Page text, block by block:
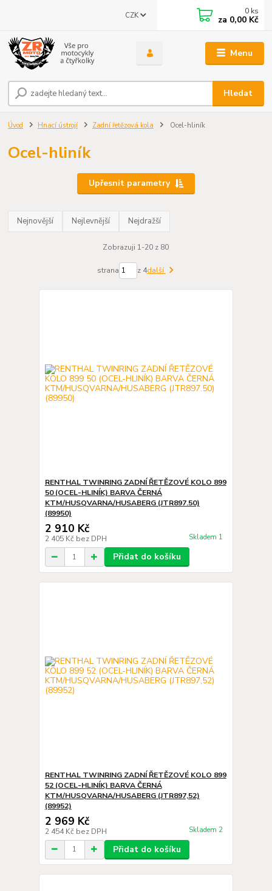
Menu
CZK
Hledat
0 ks
za 0,00 Kč
Úvod Hnací ústrojí Zadní řetězová kola Ocel-hliník
Ocel-hliník
Upřesnit parametry
Nejnovější Nejlevnější Nejdražší
Zobrazuji 1-20 z 80
strana z 4další
RENTHAL TWINRING ZADNÍ ŘETĚZOVÉ KOLO 899
50 (OCEL-HLINÍK) BARVA ČERNÁ
KTM/HUSQVARNA/HUSABERG (JTR897.50)
(89950)
2 910 Kč
2 405 Kč bez DPH Skladem 1
Přidat do košíku
RENTHAL TWINRING ZADNÍ ŘETĚZOVÉ KOLO 899
52 (OCEL-HLINÍK) BARVA ČERNÁ
KTM/HUSQVARNA/HUSABERG (JTR897,52)
(89952)
2 969 Kč
2 454 Kč bez DPH Skladem 2
Přidat do košíku